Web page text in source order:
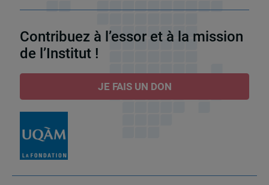
Contribuez à l’essor et à la mission
de l’Institut !
JE FAIS UN DON